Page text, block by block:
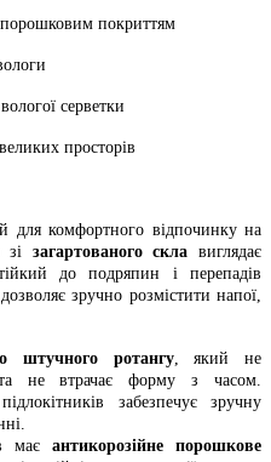
порошковим покриттям
серветки
просторів
для комфортного відпочинку на
зі загартованого скла виглядає
до подряпин і перепадів
зручно розмістити напої,
штучного ротангу, який не
та не втрачає форму з часом.
забезпечує зручну
має антикорозійне порошкове